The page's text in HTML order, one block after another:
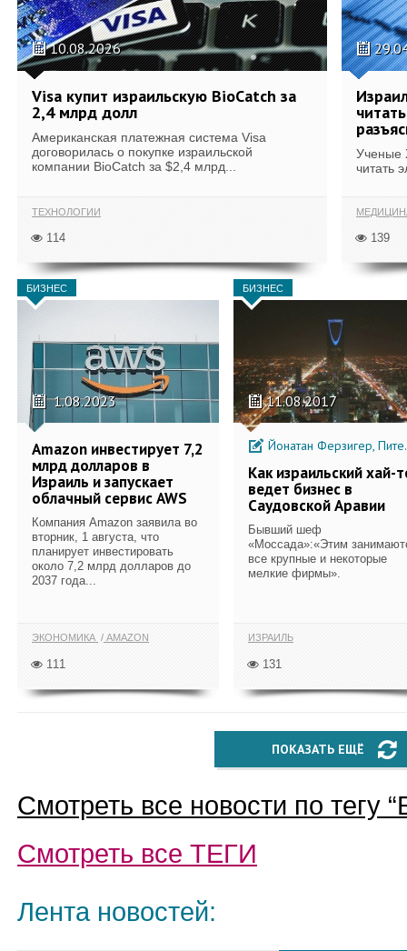
10.08.2026
Visa купит израильскую BioCatch за
2,4 млрд долл
Американская платежная система Visa
договорилась о покупке израильской
компании BioCatch за $2,4 млрд...
ТЕХНОЛОГИИ
114
Ученые
читать
139
БИЗНЕС
1.08.2023
Amazon инвестирует 7,2
млрд долларов в
Израиль и запускает
облачный сервис AWS
Компания Amazon заявила во
вторник, 1 августа, что
планирует инвестировать
около 7,2 млрд долларов до
2037 года...
ЭКОНОМИКА AMAZON
111
БИЗНЕС
11.08.2017
Йонатан Ферзигер, Питер Вальдман
Как израильский хай-
ведет бизнес в
Саудовской Аравии
Бывший шеф
«Моссада»:«Этим
все крупные и некоторые
мелкие фирмы».
ИЗРАИЛЬ
131
ПОКАЗАТЬ ЕЩЁ
Смотреть все новости по тегу “
Смотреть все ТЕГИ
Лента новостей: